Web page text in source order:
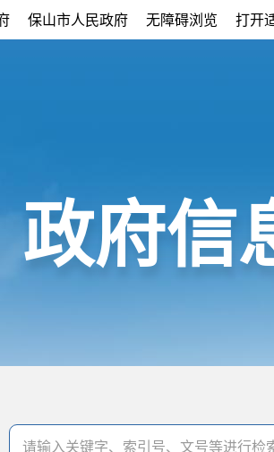
保山市人民政府 无障碍浏览 打开
政府信